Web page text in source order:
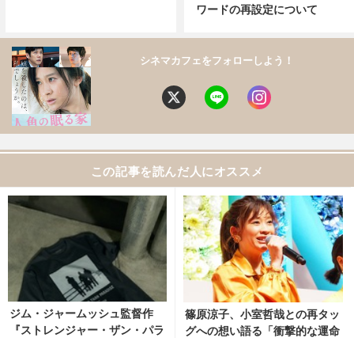
ワードの再設定について
シネマカフェをフォローしよう！
この記事を読んだ人にオススメ
ジム・ジャームッシュ監督作
『ストレンジャー・ザン・パラ
篠原涼子、小室哲哉との再タッ
グへの想い語る「衝撃的な運命